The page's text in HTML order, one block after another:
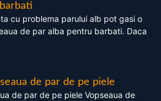
cu problema parului alb pot gasi o
de par alba pentru barbati. Daca
de par de pe piele
de par de pe piele Vopseaua de